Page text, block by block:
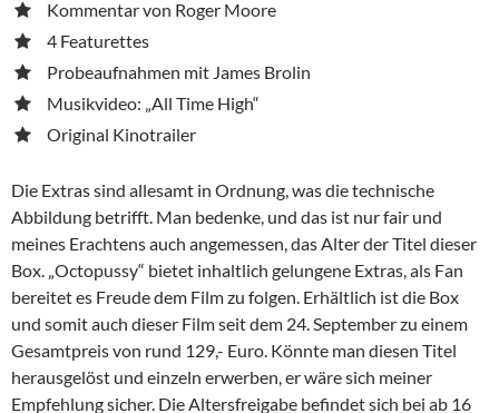
Kommentar von Roger Moore
4 Featurettes
Probeaufnahmen mit James Brolin
Musikvideo: „All Time High“
Original Kinotrailer
Die Extras sind allesamt in Ordnung, was die technische
Abbildung betrifft. Man bedenke, und das ist nur fair und
meines Erachtens auch angemessen, das Alter der Titel dieser
Box. „Octopussy“ bietet inhaltlich gelungene Extras, als Fan
bereitet es Freude dem Film zu folgen. Erhältlich ist die Box
und somit auch dieser Film seit dem 24. September zu einem
Gesamtpreis von rund 129,- Euro. Könnte man diesen Titel
herausgelöst und einzeln erwerben, er wäre sich meiner
Empfehlung sicher. Die Altersfreigabe befindet sich bei ab 16